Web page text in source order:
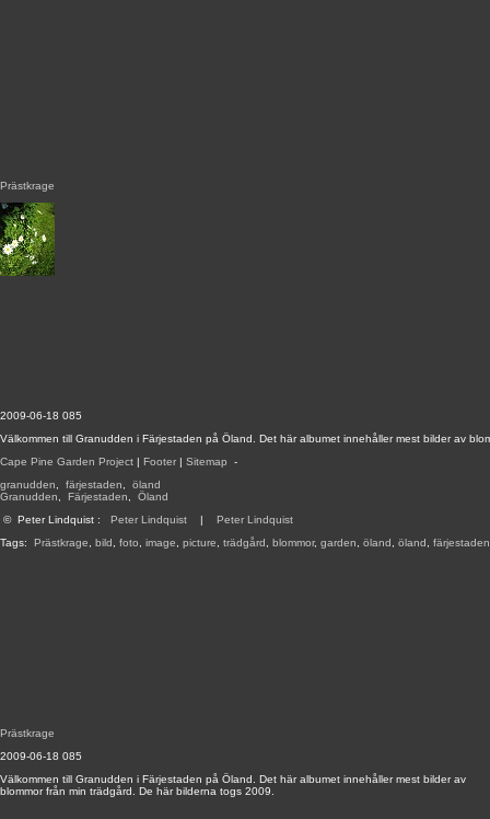
2009-06-18 085
Välkommen till Granudden i Färjestaden på Öland. Det här albumet innehåller mest bilder av
Cape Pine Garden Project | Footer | Sitemap -
granudden
färjestaden
öland
Granudden
Färjestaden
Öland
© Peter Lindquist : Peter Lindquist | Peter Lindquist
Tags: Prästkrage bild foto image picture trädgård blommor, garden öland öland färjestaden
Prästkrage
Prästkrage
2009-06-18 085
Välkommen till Granudden i Färjestaden på Öland. Det här albumet innehåller mest bilder av
blommor från min trädgård. De här bilderna togs 2009.